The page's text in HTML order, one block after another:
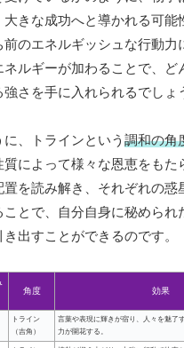
大きな成功へと導かれる可能
前のエネルギッシュな行動力
ネルギーが加わることで、ど
強さを手に入れられるでしょ
に、トラインという 調和の角
によって様々な恩恵をもた
置を読み解き、それぞれの惑
ことで、自分自身に秘められ
出すことができるのです。
角度 効果
トライン
（吉角）
言葉や表現に輝きが宿り、人々を魅了
力が開花する。